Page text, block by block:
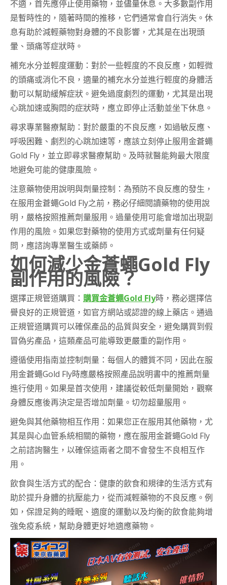
不適，首先應停止使用藥物，並儘量休息。大多數副作用
是暫時性的，隨著時間的推移，它們通常會自行消失。休
息有助於減輕藥物對身體的不良影響，尤其是在出現頭
暈、頭痛等症狀時。
補充水分並輕度運動：對於一些輕度的不良反應，如輕微
的頭痛或消化不良，適量的補充水分並進行輕度的身體活
動可以幫助緩解症狀。避免過度劇烈的運動，尤其是出現
心跳加速或胸悶的症狀時，應立即停止活動並坐下休息。
尋求專業醫療幫助：對於嚴重的不良反應，如過敏反應、
呼吸困難、劇烈的心跳加速等，應該立刻停止服用金蒼蠅
Gold Fly，並立即尋求醫療幫助。及時就醫能夠最大限度
地避免可能的健康風險。
注意藥物使用說明與劑量控制：為預防不良反應的發生，
在服用金蒼蠅Gold Fly之前，務必仔細閱讀藥物的使用說
明，嚴格按照推薦劑量服用。過量使用可能會增加出現副
作用的風險。如果您對藥物的使用方式或劑量有任何疑
問，應諮詢專業醫生或藥師。
如何減少金蒼蠅Gold Fly
副作用的風險？
選擇正規管道購買： 購買金蒼蠅Gold Fly時，務必選擇信
譽良好的正規管道，如官方網站或認證的線上藥店。通過
正規管道購買可以確保產品的品質與安全，避免購買到假
冒偽劣產品，這類產品可能導致更嚴重的副作用。
遵循使用指南並控制劑量：每個人的體質不同，因此在服
用金蒼蠅Gold Fly時應嚴格按照產品說明書中的推薦劑量
進行使用。如果是首次使用，建議從較低劑量開始，觀察
身體反應後再決定是否增加劑量。切勿超量服用。
避免與其他藥物相互作用：如果您正在服用其他藥物，尤
其是與心血管系統相關的藥物，應在服用金蒼蠅Gold Fly
之前諮詢醫生，以確保這兩者之間不會發生不良相互作
用。
飲食與生活方式的配合：健康的飲食和規律的生活方式有
助於提升身體的抗壓能力，從而減輕藥物的不良反應。例
如，保證足夠的睡眠、適度的運動以及均衡的飲食能夠增
強免疫系統，幫助身體更好地適應藥物。